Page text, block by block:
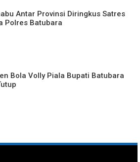
Antar Provinsi Diringkus Satres
Polres Batubara
Bola Volly Piala Bupati Batubara